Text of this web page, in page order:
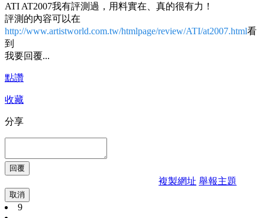
ATI AT2007我有評測過，用料實在、真的很有力！
評測的內容可以在
http://www.artistworld.com.tw/htmlpage/review/ATI/at2007.html看
到
我要回覆...
點讚
收藏
分享
複製網址 舉報主題
取消
9